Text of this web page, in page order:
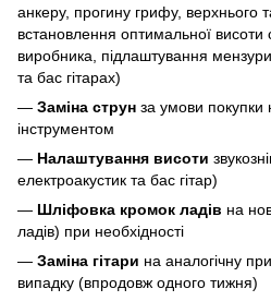
анкеру, прогину грифу, верхнього
встановлення оптимальної висоти
виробника, підлаштування
та бас гітарах)
— Заміна струн за умови покупки
інструментом
— Налаштування висоти
електроакустик та бас гітар)
— Шліфовка кромок ладів на
ладів) при необхідності
— Заміна гітари на аналогічну
випадку (впродовж одного тижня)